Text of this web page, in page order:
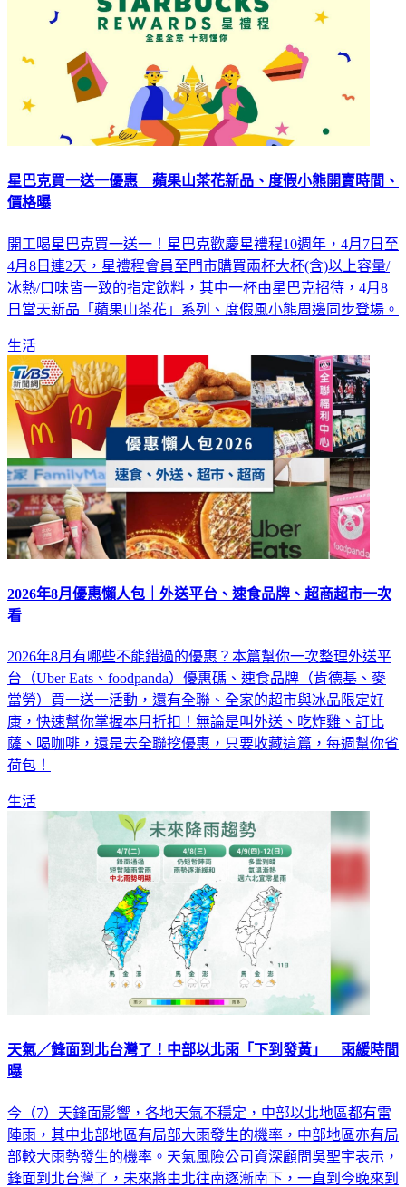
星巴克買一送一優惠 蘋果山茶花新品、度假小熊開賣時間、
價格曝
開工喝星巴克買一送一！星巴克歡慶星禮程10週年，4月7日至
4月8日連2天，星禮程會員至門市購買兩杯大杯(含)以上容量/
冰熱/口味皆一致的指定飲料，其中一杯由星巴克招待，4月8
日當天新品「蘋果山茶花」系列、度假風小熊周邊同步登場。
生活
2026年8月優惠懶人包｜外送平台、速食品牌、超商超市一次
看
2026年8月有哪些不能錯過的優惠？本篇幫你一次整理外送平
台（Uber Eats、foodpanda）優惠碼、速食品牌（肯德基、麥
當勞）買一送一活動，還有全聯、全家的超市與冰品限定好
康，快速幫你掌握本月折扣！無論是叫外送、吃炸雞、訂比
薩、喝咖啡，還是去全聯挖優惠，只要收藏這篇，每週幫你省
荷包！
生活
天氣／鋒面到北台灣了！中部以北雨「下到發黃」 雨緩時間
曝
今（7）天鋒面影響，各地天氣不穩定，中部以北地區都有雷
陣雨，其中北部地區有局部大雨發生的機率，中部地區亦有局
部較大雨勢發生的機率。天氣風險公司資深顧問吳聖宇表示，
鋒面到北台灣了，未來將由北往南逐漸南下，一直到今晚來到